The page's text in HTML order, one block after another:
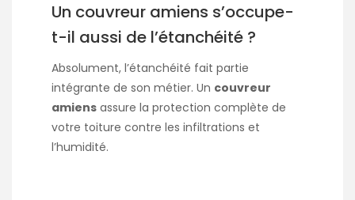
Un couvreur amiens s’occupe-
t-il aussi de l’étanchéité ?
Absolument, l’étanchéité fait partie
intégrante de son métier. Un couvreur
amiens assure la protection complète de
votre toiture contre les infiltrations et
l’humidité.